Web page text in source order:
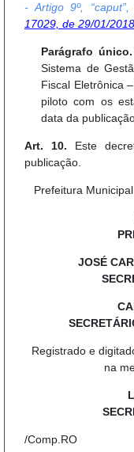
- Artigo 9º,
17029, de 29/01/2018
Parágrafo único.
Sistema de
Fiscal Eletrônica
piloto com os
data da
Art. 10. Este
publicação.
Prefeitura
JOSÉ
Registrado e
na
/Comp.RO